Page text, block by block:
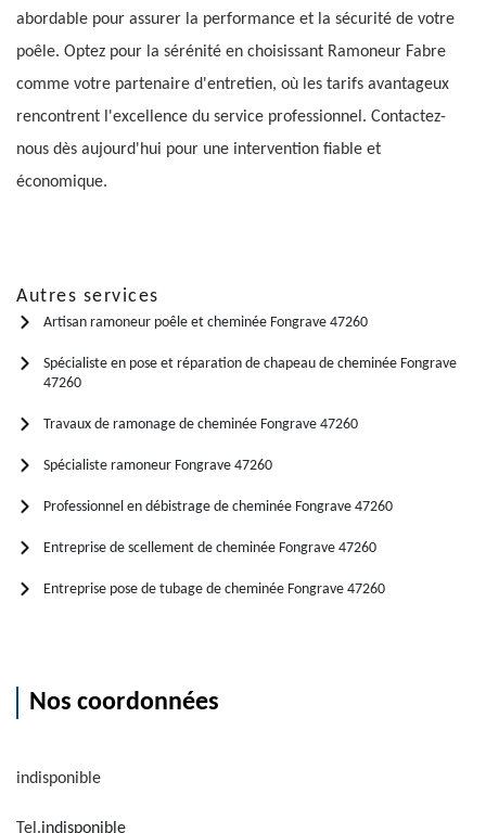
abordable pour assurer la performance et la sécurité de votre
poêle. Optez pour la sérénité en choisissant Ramoneur Fabre
comme votre partenaire d'entretien, où les tarifs avantageux
rencontrent l'excellence du service professionnel. Contactez-
nous dès aujourd'hui pour une intervention fiable et
économique.
Autres services
Artisan ramoneur poêle et cheminée Fongrave 47260
Spécialiste en pose et réparation de chapeau de cheminée Fongrave
47260
Travaux de ramonage de cheminée Fongrave 47260
Spécialiste ramoneur Fongrave 47260
Professionnel en débistrage de cheminée Fongrave 47260
Entreprise de scellement de cheminée Fongrave 47260
Entreprise pose de tubage de cheminée Fongrave 47260
Nos coordonnées
indisponible
Tel.indisponible